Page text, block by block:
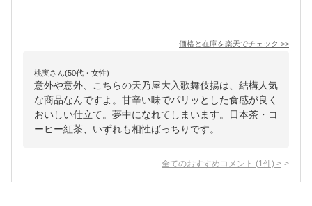
価格と在庫を楽天でチェック >>
桃実さん(50代・女性)
意外や意外、こちらの天乃屋大入歌舞伎揚は、結構人気
な商品なんですよ。甘辛い味でパリッとした食感が良く
おいしい仕立て。夢中になれてしまいます。日本茶・コ
ーヒー紅茶、いずれも相性ばっちりです。
全てのおすすめコメント (1 件) >